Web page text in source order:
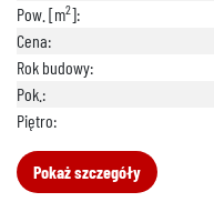
Pow. [m2]:
Cena:
Rok budowy:
Pok.:
Piętro:
Pokaż szczegóły